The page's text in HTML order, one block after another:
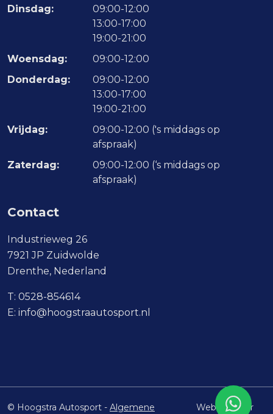
Dinsdag:
09:00-12:00
13:00-17:00
19:00-21:00
Woensdag:
09:00-12:00
Donderdag:
09:00-12:00
13:00-17:00
19:00-21:00
Vrijdag:
09:00-12:00 ('s middags op
afspraak)
Zaterdag:
09:00-12:00 (‘s middags op
afspraak)
Contact
Industrieweg 26
7921 JP Zuidwolde
Drenthe, Nederland
T: 0528-854614
E: info@hoogstraautosport.nl
© Hoogstra Autosport - Algemene Website door